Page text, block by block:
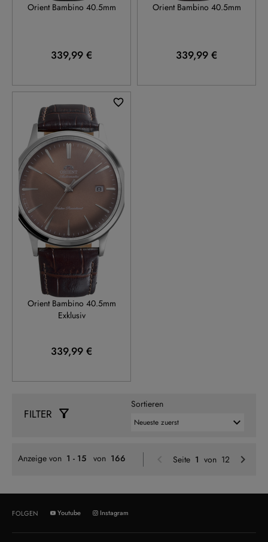
Orient Bambino 40.5mm
339,99 €
Orient Bambino 40.5mm
339,99 €
RA-AC0034Y
Orient Bambino 40.5mm
Exklusiv
339,99 €
FILTER
Sortieren
Anzeige von 1 - 15 von 166 Zurück
Seite 1 von 12
FOLGEN Youtube Instagram